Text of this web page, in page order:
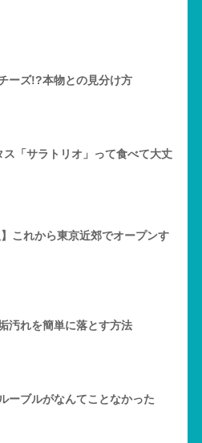
ーズ!?本物との見分け方
ス「サラトリオ」って食べて大丈
】これから東京近郊でオープンす
汚れを簡単に落とす方法
ーブルがなんてことなかった